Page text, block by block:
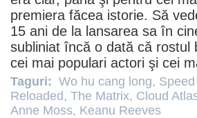
premiera făcea istorie. Să
15 ani de la lansarea sa în
subliniat încă o dată că rostul
cei mai populari actori şi cei
Taguri: Wo hu cang long,
Reloaded, The Matrix, Cloud
Anne Moss, Keanu Reeves